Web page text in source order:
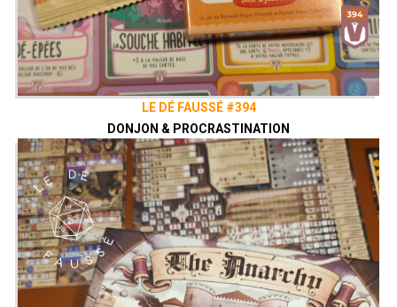
LE DÉ FAUSSÉ #394
DONJON & PROCRASTINATION